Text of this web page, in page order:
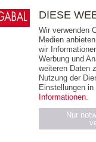
E-BOOKS
DIESE
Wir verwenden
Medien
wir
Werbung und
weiteren Daten
Nutzung der
Einstellungen
Informationen.
Nur